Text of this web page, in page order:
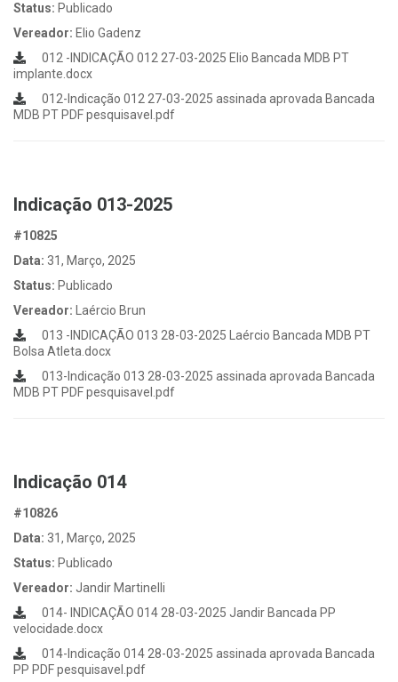
Status: Publicado
Vereador: Elio Gadenz
012 -INDICAÇÃO 012 27-03-2025 Elio Bancada MDB PT
implante.docx
012-Indicação 012 27-03-2025 assinada aprovada Bancada
MDB PT PDF pesquisavel.pdf
Indicação 013-2025
#10825
Data: 31, Março, 2025
Status: Publicado
Vereador:
Laércio Brun
013 -INDICAÇÃO 013 28-03-2025 Laércio Bancada MDB PT
Bolsa Atleta.docx
013-Indicação 013 28-03-2025 assinada aprovada Bancada
MDB PT PDF pesquisavel.pdf
Indicação 014
#10826
Data: 31, Março, 2025
Status: Publicado
Vereador: Jandir Martinelli
014- INDICAÇÃO 014 28-03-2025 Jandir Bancada PP
velocidade.docx
014-Indicação 014 28-03-2025 assinada aprovada Bancada
PP PDF pesquisavel.pdf